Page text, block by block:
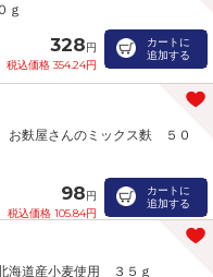
ｇ
328円
税込価格 354.24円
カートに
追加する
お麩屋さんのミックス麩 ５０
98円
税込価格 105.84円
カートに
追加する
道産小麦使用 ３５ｇ